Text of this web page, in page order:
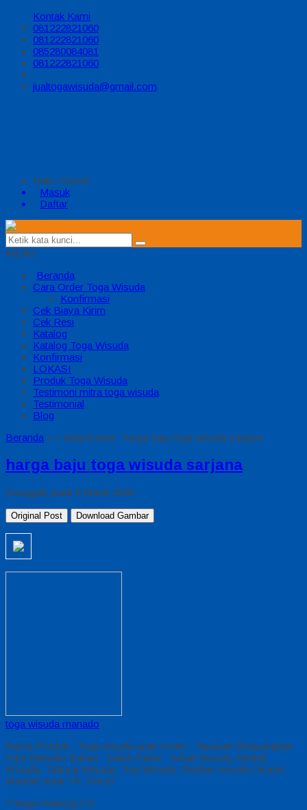
Kontak Kami
081222821060
081222821060
085280084081
081222821060
jualtogawisuda@gmail.com
Halo, Guest!
Masuk
Daftar
MENU
Beranda
Cara Order Toga Wisuda
Konfirmasi
Cek Biaya Kirim
Cek Resi
Katalog
Katalog Toga Wisuda
Konfirmasi
LOKASI
Produk Toga Wisuda
Testimoni mitra toga wisuda
Testimonial
Blog
Beranda » » Attachment : harga baju toga wisuda sarjana
harga baju toga wisuda sarjana
Diunggah pada 8 Maret 2026
Original Post Download Gambar
toga wisuda manado
Nama Produk : Toga wisuda anak Order : Yayasan Bhayangkari
Kota Manado Bahan : Saten Paket : Jubah wisuda, Medali
WIsuda, Tabung Wisuda, Topi Wisuda, Slebber wisuda Ukuran :
Standar anak TK, PAUD
*Harga Hubungi CS